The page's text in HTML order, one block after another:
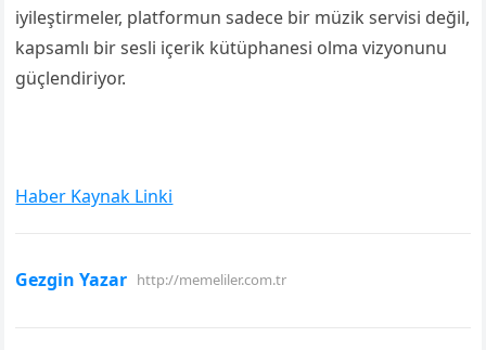
iyileştirmeler, platformun sadece bir müzik servisi değil,
kapsamlı bir sesli içerik kütüphanesi olma vizyonunu
güçlendiriyor.
Haber Kaynak Linki
Gezgin Yazar http://memeliler.com.tr